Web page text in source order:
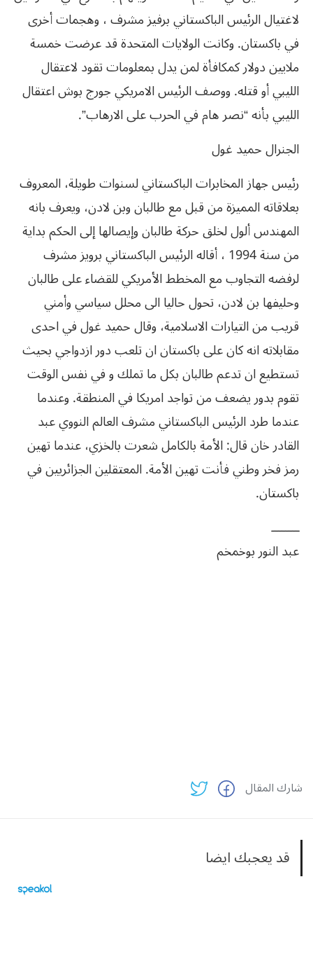
لاغتيال الرئيس الباكستاني برفيز مشرف ، وهجمات أخرى
في باكستان. وكانت الولايات المتحدة قد عرضت خمسة
ملايين دولار كمكافأة لمن يدل بمعلومات تقود لاعتقال
الليبي أو قتله. ووصف الرئيس الامريكي جورج بوش اعتقال
الليبي بأنه “نصر هام في الحرب على الارهاب”.
الجنرال حميد غول
رئيس جهاز المخابرات الباكستاني لسنوات طويلة، المعروف
بعلاقاته المميزة من قبل مع طالبان وبن لادن، ويعرف بانه
المهندس ألول لخلق حركة طالبان وإيصالها إلى الحكم بداية
من سنة 1994 ، أقاله الرئيس الباكستاني برويز مشرف
لرفضه التجاوب مع المخطط الأمريكي للقضاء على طالبان
وحليفها بن لادن، تحول حاليا الى محلل سياسي وأمني
قريب من التيارات الاسلامية، وقال حميد غول في احدى
مقابلاته انه كان على باكستان ان تلعب دور ازدواجي بحيث
تستطيع ان تدعم طالبان بكل ما تملك و في نفس الوقت
تقوم بدور يضعف من تواجد امريكا في المنطقة. وعندما
عندما طرد الرئيس الباكستاني مشرف العالم النووي عبد
القادر خان قال: الأمة بالكامل شعرت بالخزي، عندما تهين
رمز فخر وطني فأنت تهين الأمة. المعتقلين الجزائريين في
باكستان.
ــــــــ
عبد النور بوخمخم
شارك المقال
قد يعجبك ايضا